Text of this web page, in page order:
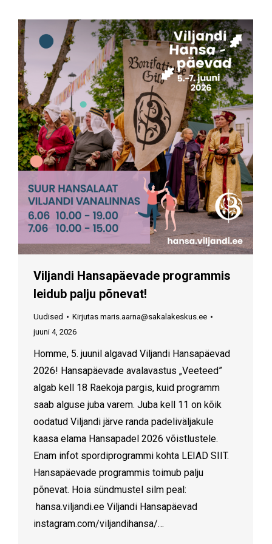
Viljandi Hansapäevade programmis
leidub palju põnevat!
Uudised Kirjutas maris.aarna@sakalakeskus.ee
juuni 4, 2026
Homme, 5. juunil algavad Viljandi Hansapäevad
2026! Hansapäevade avalavastus „Veeteed”
algab kell 18 Raekoja pargis, kuid programm
saab alguse juba varem. Juba kell 11 on kõik
oodatud Viljandi järve randa padeliväljakule
kaasa elama Hansapadel 2026 võistlustele.
Enam infot spordiprogrammi kohta LEIAD SIIT.
Hansapäevade programmis toimub palju
põnevat. Hoia sündmustel silm peal:
hansa.viljandi.ee Viljandi Hansapäevad
instagram.com/viljandihansa/…